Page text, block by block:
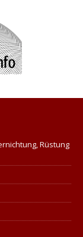
Rüstung